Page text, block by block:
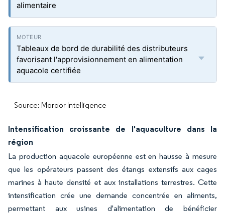
alimentaire
Tableaux de bord de durabilité des distributeurs
favorisant l'approvisionnement en alimentation
aquacole certifiée
Source: Mordor Intelligence
Intensification croissante de l'aquaculture dans la
région
La production aquacole européenne est en hausse à mesure
que les opérateurs passent des étangs extensifs aux cages
marines à haute densité et aux installations terrestres. Cette
intensification crée une demande concentrée en aliments,
permettant aux usines d'alimentation de bénéficier